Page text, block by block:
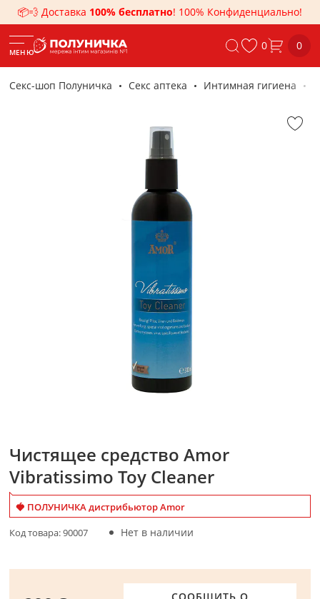
📦💨 Доставка 100% бесплатно! 100% Конфиденциально!
МЕНЮ 0 0
Секс-шоп Полуничка Секс аптека Интимная гигиена
Чистящее средство Amor
Vibratissimo Toy Cleaner
🍓 ПОЛУНИЧКА дистрибьютор Amor
Код товара:90007 Нет в наличии